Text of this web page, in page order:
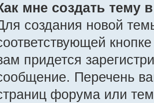
мне создать тему
создания новой
придется
Перечень
форума или